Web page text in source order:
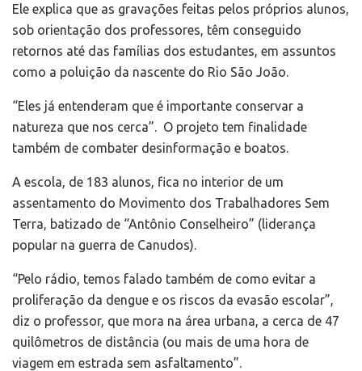
Ele explica que as gravações feitas pelos próprios alunos,
sob orientação dos professores, têm conseguido
retornos até das famílias dos estudantes, em assuntos
como a poluição da nascente do Rio São João.
“Eles já entenderam que é importante conservar a
natureza que nos cerca”. O projeto tem finalidade
também de combater desinformação e boatos.
A escola, de 183 alunos, fica no interior de um
assentamento do Movimento dos Trabalhadores Sem
Terra, batizado de “Antônio Conselheiro” (liderança
popular na guerra de Canudos).
“Pelo rádio, temos falado também de como evitar a
proliferação da dengue e os riscos da evasão escolar”,
diz o professor, que mora na área urbana, a cerca de 47
quilômetros de distância (ou mais de uma hora de
viagem em estrada sem asfaltamento”.